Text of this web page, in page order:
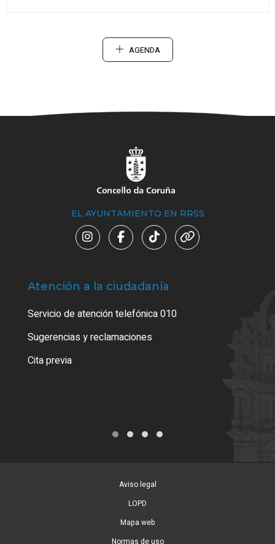
AGENDA
EL AYUNTAMIENTO EN RRSS
Atención a la ciudadanía
Servicio de atención telefónica 010
Sugerencias y reclamaciones
Cita previa
Aviso legal
LOPD
Mapa web
Normas de uso